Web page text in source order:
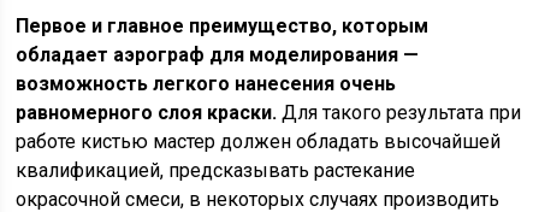
Первое и главное преимущество, которым
обладает аэрограф для моделирования —
возможность легкого нанесения очень
равномерного слоя краски. Для такого результата при
работе кистью мастер должен обладать высочайшей
квалификацией, предсказывать растекание
окрасочной смеси, в некоторых случаях производить